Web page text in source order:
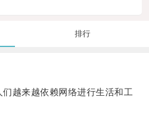
排行
越来越依赖网络进行生活和工